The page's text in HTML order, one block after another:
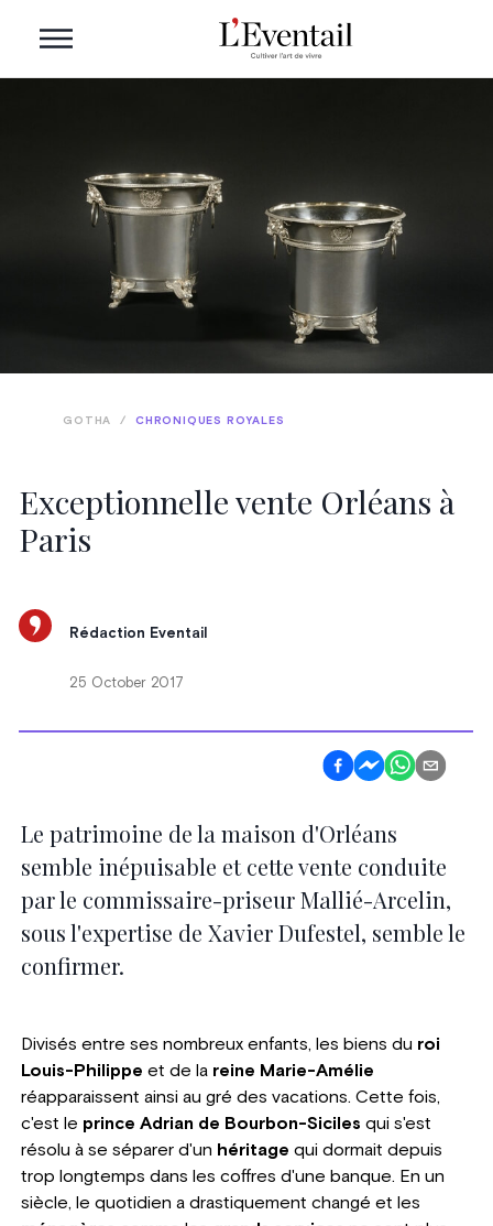
Exceptionnelle vente Orléans à
Paris
GOTHA / CHRONIQUES ROYALES
Rédaction Eventail
25 October 2017
Le patrimoine de la maison d'Orléans
semble inépuisable et cette vente conduite
par le commissaire-priseur Mallié-Arcelin,
sous l'expertise de Xavier Dufestel, semble le
confirmer.
Divisés entre ses nombreux enfants, les biens du roi
Louis-Philippe et de la reine Marie-Amélie
réapparaissent ainsi au gré des vacations. Cette fois,
c'est le prince Adrian de Bourbon-Siciles qui s'est
résolu à se séparer d'un héritage qui dormait depuis
trop longtemps dans les coffres d'une banque. En un
siècle, le quotidien a drastiquement changé et les